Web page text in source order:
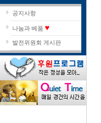
공지사항
나눔과 베품 ♥
발전위원회 게시판